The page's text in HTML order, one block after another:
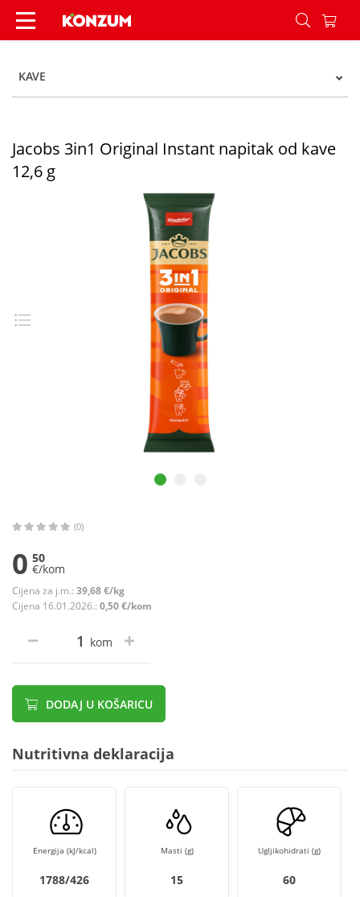
Jacobs 3in1 Original Instant napitak od kave
KAVE
Jacobs 3in1 Original Instant napitak od kave
12,6 g
(0)
0 50
€/kom
Cijena za j.m.: 39,68 €/kg
Cijena 16.01.2026.: 0,50 €/kom
kom
DODAJ U KOŠARICU
Nutritivna deklaracija
Energija (kJ/kcal)
1788/426
Masti (g)
15
Ugljikohidrati (g)
60